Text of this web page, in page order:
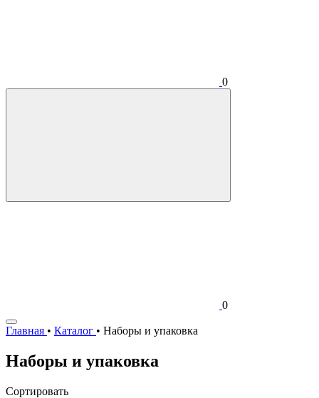
0
0
Главная • Каталог • Наборы и упаковка
Наборы и упаковка
Сортировать